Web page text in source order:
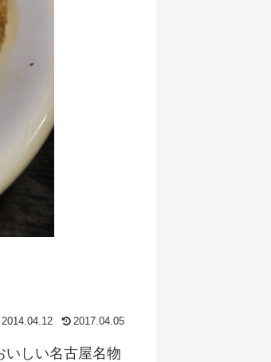
2014.04.12 2017.04.05
いしい名古屋名物